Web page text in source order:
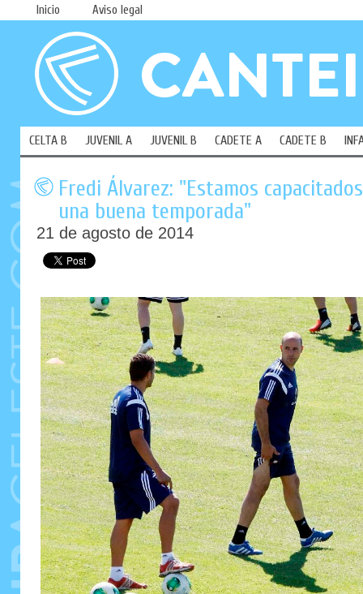
Inicio Aviso legal
CELTA B JUVENIL A JUVENIL B CADETE A CADETE B
Fredi Álvarez: "Estamos
una buena temporada"
21 de agosto de 2014